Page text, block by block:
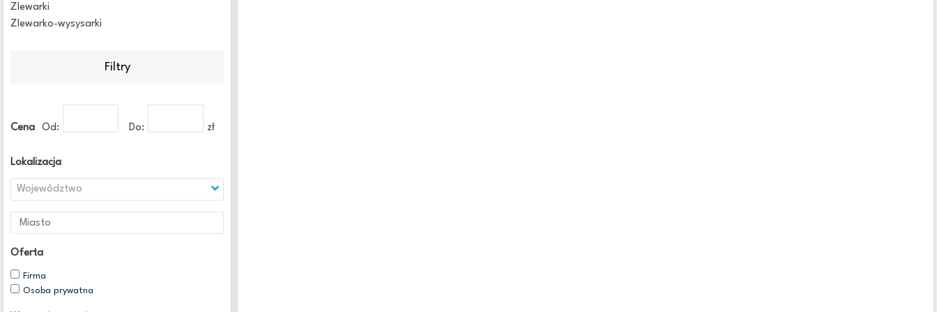
Zlewarki
Zlewarko-wysysarki
Filtry
Cena Od: Do: zł
Lokalizacja
Województwo
Oferta
Firma
Osoba prywatna